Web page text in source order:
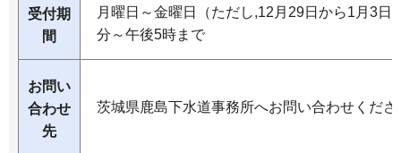
受付期
間
月曜日～金曜日（ただし,12月29日から1月3日
分～午後5時まで
お問い
合わせ
先
茨城県鹿島下水道事務所へお問い合わせくださ